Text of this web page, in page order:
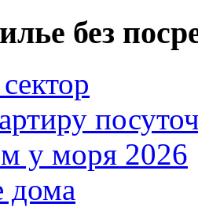
без
у моря 2026
дома